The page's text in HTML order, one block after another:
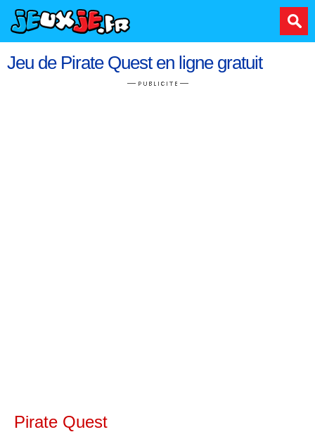
Jeu de Pirate Quest en ligne gratuit
Pirate Quest